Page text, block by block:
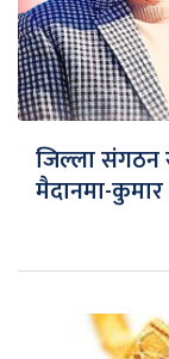
जिल्ला संगठन
मैदानमा-कुमार